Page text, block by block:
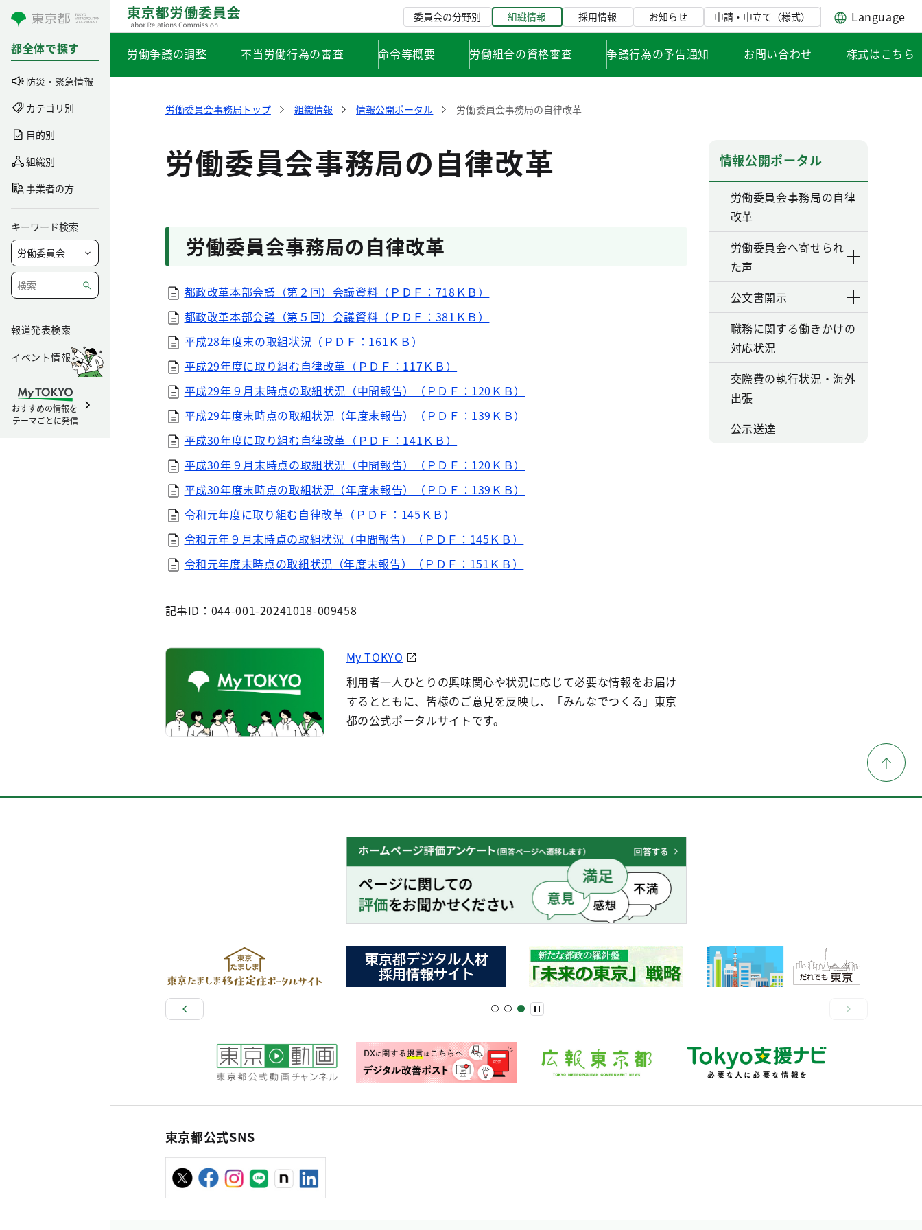
コンテンツにスキップ
都全体で探す
防災・緊急情報
カテゴリ別
目的別
組織別
事業者の方
キーワード検索
報道発表検索
イベント情報
おすすめの情報を
テーマごとに発信
委員会の分野別 組織情報 採用情報 お知らせ 申請・申立て（様式） Language
労働争議の調整 不当労働行為の審査 命令等概要 労働組合の資格審査 争議行為の予告通知 お問い合わせ 様式はこちら
労働委員会事務局トップ 組織情報 情報公開ポータル 労働委員会事務局の自律改革
労働委員会事務局の自律改革
労働委員会事務局の自律改革
都政改革本部会議（第２回）会議資料（ＰＤＦ：718ＫＢ）
都政改革本部会議（第５回）会議資料（ＰＤＦ：381ＫＢ）
平成28年度末の取組状況（ＰＤＦ：161ＫＢ）
平成29年度に取り組む自律改革（ＰＤＦ：117ＫＢ）
平成29年９月末時点の取組状況（中間報告）（ＰＤＦ：120ＫＢ）
平成29年度末時点の取組状況（年度末報告）（ＰＤＦ：139ＫＢ）
平成30年度に取り組む自律改革（ＰＤＦ：141ＫＢ）
平成30年９月末時点の取組状況（中間報告）（ＰＤＦ：120ＫＢ）
平成30年度末時点の取組状況（年度末報告）（ＰＤＦ：139ＫＢ）
令和元年度に取り組む自律改革（ＰＤＦ：145ＫＢ）
令和元年９月末時点の取組状況（中間報告）（ＰＤＦ：145ＫＢ）
令和元年度末時点の取組状況（年度末報告）（ＰＤＦ：151ＫＢ）
記事ID：044-001-20241018-009458
My TOKYO
利用者一人ひとりの興味関心や状況に応じて必要な情報をお届け
するとともに、皆様のご意見を反映し、「みんなでつくる」東京
都の公式ポータルサイトです。
情報公開ポータル
労働委員会事務局の自律
改革
労働委員会へ寄せられ
た声
公文書開示
職務に関する働きかけの
対応状況
交際費の執行状況・海外
出張
公示送達
東京都公式SNS